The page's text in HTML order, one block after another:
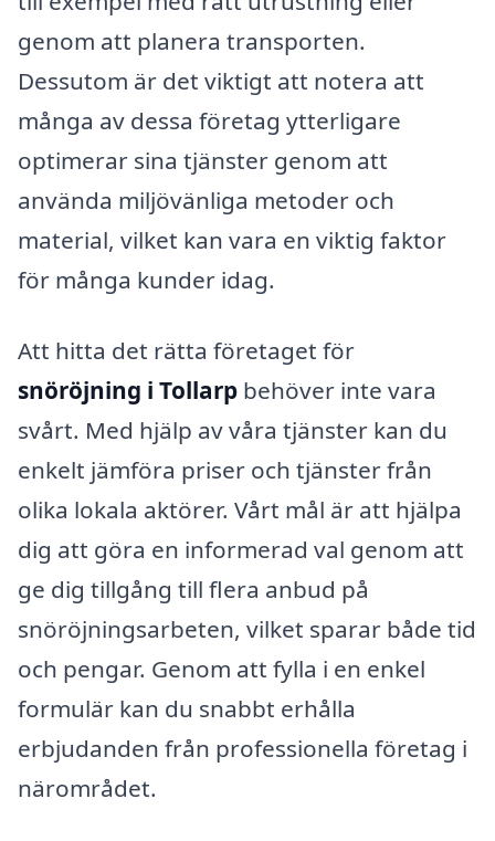
genom att planera transporten.
Dessutom är det viktigt att notera att
många av dessa företag ytterligare
optimerar sina tjänster genom att
använda miljövänliga metoder och
material, vilket kan vara en viktig faktor
för många kunder idag.
Att hitta det rätta företaget för
snöröjning i Tollarp behöver inte vara
svårt. Med hjälp av våra tjänster kan du
enkelt jämföra priser och tjänster från
olika lokala aktörer. Vårt mål är att hjälpa
dig att göra en informerad val genom att
ge dig tillgång till flera anbud på
snöröjningsarbeten, vilket sparar både tid
och pengar. Genom att fylla i en enkel
formulär kan du snabbt erhålla
erbjudanden från professionella företag i
närområdet.